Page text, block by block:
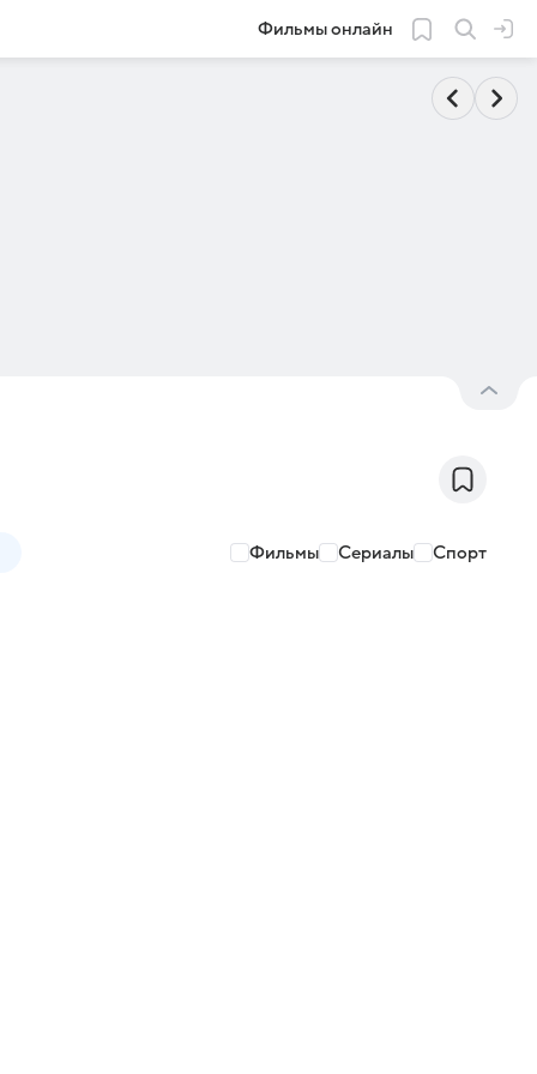
Фильмы онлайн
Фильмы Сериалы Спорт